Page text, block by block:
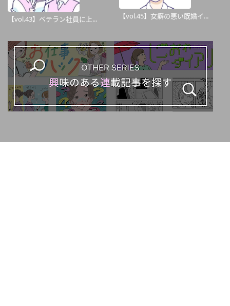
【vol.43】ベテラン社員に上... 【vol.45】女癖の悪い既婚イ...